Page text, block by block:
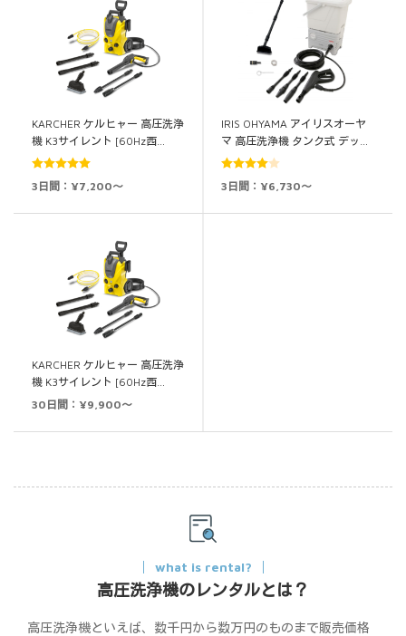
KARCHER ケルヒャー 高圧洗浄
機 K3サイレント [60Hz西…
5段階中
3日間：¥7,200～
IRIS OHYAMA アイリスオーヤ
マ 高圧洗浄機 タンク式 デッ…
5段階中
価
3日間：¥6,730～
KARCHER ケルヒャー 高圧洗浄
機 K3サイレント [60Hz西…
30日間：¥9,900～
what is rental?
高圧洗浄機のレンタルとは？
高圧洗浄機といえば、数千円から数万円のものまで販売価格